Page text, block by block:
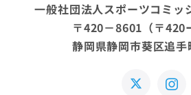
一般社団法人スポーツコミ
〒420－8601（〒420
静岡県静岡市葵区追